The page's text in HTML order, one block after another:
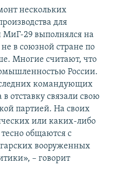
нескольких
для
МиГ-29 выполнялся на
в союзной стране по
Многие считают, что
России.
командующих
отставку связали свою
партией. На своих
или каких-либо
общаются с
вооруженных
– говорит